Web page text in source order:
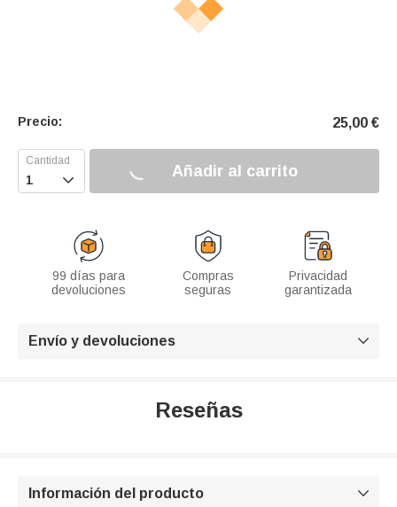
Precio: 25,00 €
 Añadir al carrito
99 días para
devoluciones
Compras
seguras
Privacidad
garantizada
Envío y devoluciones 
Reseñas
Información del producto 